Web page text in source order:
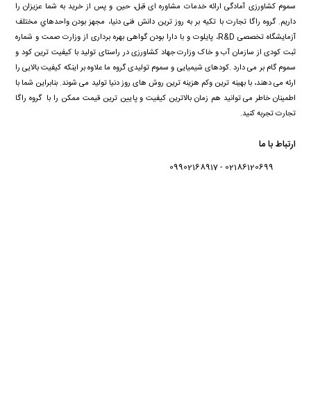
سموم کشاورزی آمادگی ارائه خدمات مشاوره ای قبل، حین و پس از خرید به شما عزیزان را
داریم. گروه راگا تجارت با تكيه بر به روز ترین دانش فنی دنيا، مجهز بودن واحدهاي مختلف
آزمايشگاه تخصصی R&D، پايلوت و با دارا بودن گواهی بهره برداری از وزارت صمت و شماره
ثبت کودی از سازمان آب و خاک وزارت جهاد کشاورزی در راستای تولید با کیفیت ترین کود و
سموم گام بر می دارد .کودهای شیمیایی و سموم تولیدی گروه ما علاوه بر اینکه کیفیت بالایی را
ارئه می دهند، با بهینه ترین وکم هزینه ترین روش های روز دنیا تولید می شوند. بنابراین شما با
اطمینان خاطر می توانید هم زمان بالاترین کیفیت و پایین ترین قیمت ممکن را با گروه راگا
تجارت تجربه کنید.
ارتباط با ما
02186120699 - 09902168917